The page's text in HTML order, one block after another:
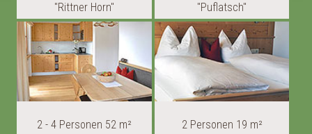
"Rittner Horn"
"Puflatsch"
2 - 4 Personen 52 m²
2 Personen 19 m²